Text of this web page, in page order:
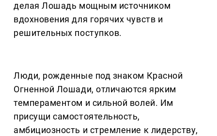
делая Лошадь мощным источником
вдохновения для горячих чувств и
решительных поступков.
Люди, рожденные под знаком Красной
Огненной Лошади, отличаются ярким
темпераментом и сильной волей. Им
присущи самостоятельность,
амбициозность и стремление к лидерству,